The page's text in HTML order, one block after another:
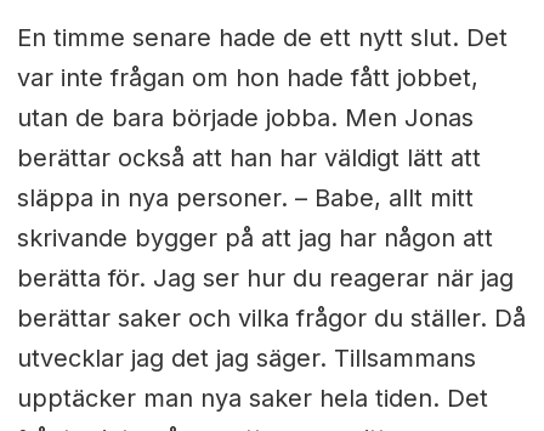
En timme senare hade de ett nytt slut. Det
var inte frågan om hon hade fått jobbet,
utan de bara började jobba. Men Jonas
berättar också att han har väldigt lätt att
släppa in nya personer. – Babe, allt mitt
skrivande bygger på att jag har någon att
berätta för. Jag ser hur du reagerar när jag
berättar saker och vilka frågor du ställer. Då
utvecklar jag det jag säger. Tillsammans
upptäcker man nya saker hela tiden. Det